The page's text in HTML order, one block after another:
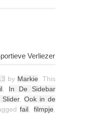
Verliezer
by Markie . This
In De Sidebar
, Ook in de
fail ,filmpje